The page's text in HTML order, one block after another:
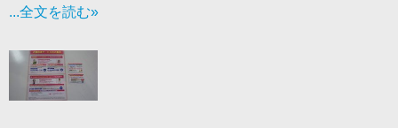
...全文を読む»